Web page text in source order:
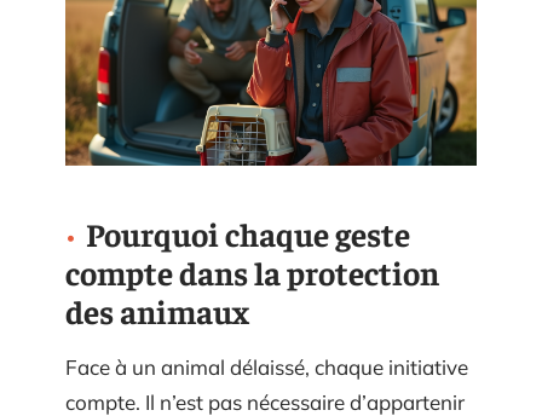
Pourquoi chaque geste
compte dans la protection
des animaux
Face à un animal délaissé, chaque initiative
compte. Il n’est pas nécessaire d’appartenir